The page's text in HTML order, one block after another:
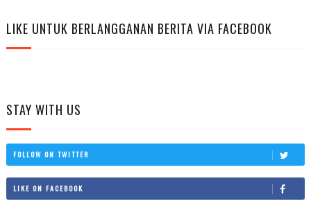
LIKE UNTUK BERLANGGANAN BERITA VIA FACEBOOK
STAY WITH US
FOLLOW ON TWITTER
LIKE ON FACEBOOK